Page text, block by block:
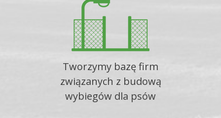
Tworzymy bazę firm
związanych z budową
wybiegów dla psów